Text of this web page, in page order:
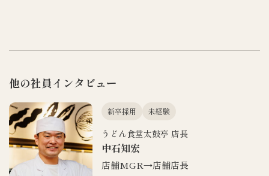
他の社員インタビュー
新卒採用 未経験
うどん食堂太鼓亭 店長
中石知宏
店舗MGR→店舗店長